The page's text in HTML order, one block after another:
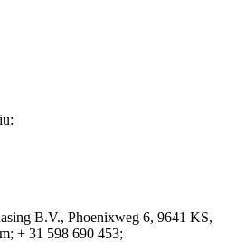
B.V., Phoenixweg 6, 9641 KS,
+ 31 598 690 453;